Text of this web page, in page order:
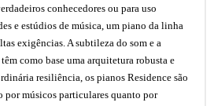
conhecedores ou para uso
e estúdios de música, um piano da linha
exigências. A subtileza do som e a
como base uma arquitetura robusta e
resiliência, os pianos Residence são
por músicos particulares quanto por